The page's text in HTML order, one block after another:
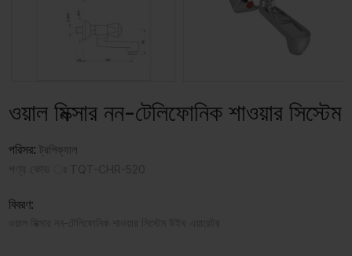
ওয়াল মিক্সার নন-টেলিফোনিক শাওয়ার সিস্টেম
পরিসর: ট্রপিক্যাল
বিবরণ: